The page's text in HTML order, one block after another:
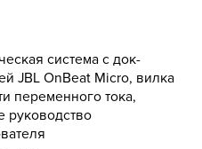
система с док-
JBL OnBeat Micro, вилка
переменного тока,
руководство